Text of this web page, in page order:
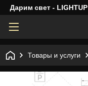
Дарим свет - LIGHTUP
Товары и услуги